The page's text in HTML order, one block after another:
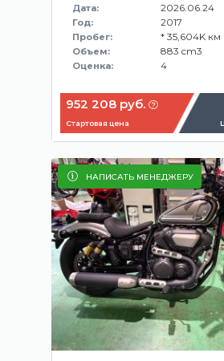
Дата: 2026.06.24
Год: 2017
Пробег: * 35,604K км
Объем: 883 cm3
Оценка: 4
952 208 руб.
Стартовая цена
НАПИСАТЬ МЕНЕДЖЕРУ